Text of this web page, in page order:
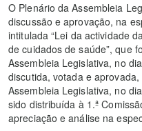
O Plenário da Assembleia
discussão e aprovação, na
intitulada “Lei da actividade
de cuidados de saúde”, que
Assembleia Legislativa, no
discutida, votada e
Assembleia Legislativa, no
sido distribuída à 1.ª
apreciação e análise na